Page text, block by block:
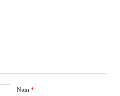
Nom*